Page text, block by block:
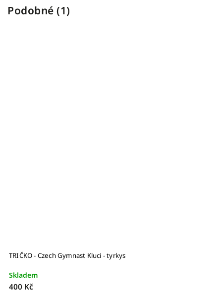
Podobné (1)
TRIČKO - Czech Gymnast Kluci - tyrkys
Skladem
400 Kč